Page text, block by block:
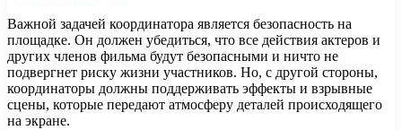
Важной задачей координатора является безопасность на
площадке. Он должен убедиться, что все действия актеров и
других членов фильма будут безопасными и ничто не
подвергнет риску жизни участников. Но, с другой стороны,
координаторы должны поддерживать эффекты и взрывные
сцены, которые передают атмосферу деталей происходящего
на экране.